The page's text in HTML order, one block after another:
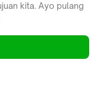
kita. Ayo pulang